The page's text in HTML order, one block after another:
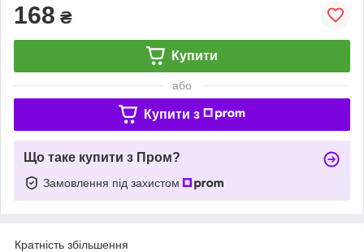
168 ₴
Купити
або
Купити з
Що таке купити з Пром?
Замовлення під захистом
Кратність збільшення